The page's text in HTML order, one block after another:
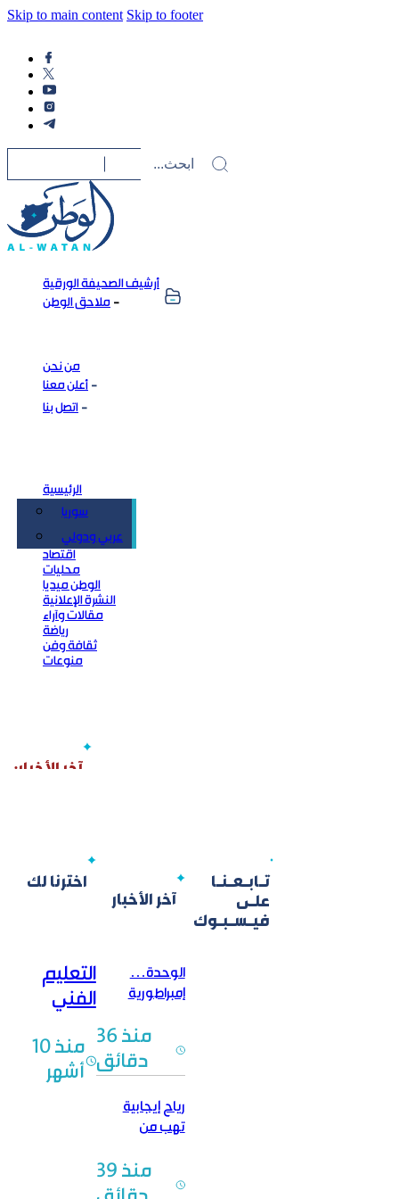
Skip to main content Skip to footer
أرشيف الصحيفة الورقية
ملاحق الوطن
من نحن
أعلن معنا
اتصل بنا
الرئيسية
سوريا
عربي ودولي
اقتصاد
محليات
الوطن ميديا
النشرة الإعلانية
مقالات وآراء
رياضة
ثقافة وفن
منوعات
اخترنا لك
التعليم
الفني
طلاب حماة
منذ 10
أشهر
آخر الأخبار
الوحدة…
إمبراطورية
واللقب الرابع
توالياً
منذ 36
دقائق
رياح إيجابية
تهب من
تدفع بأشرعة
السفن في
منذ 39
تـابـعـنـا
علـى
فيـسـبـوك